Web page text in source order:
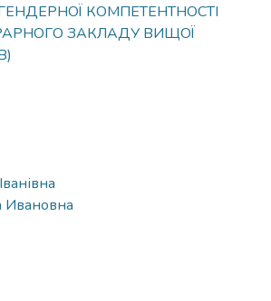
ГЕНДЕРНОЇ КОМПЕТЕНТНОСТІ
ЗАКЛАДУ ВИЩОЇ